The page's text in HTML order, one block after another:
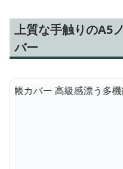
上質な手触りのA5
バー